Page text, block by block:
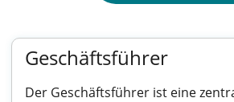
Geschäftsführer
Der Geschäftsführer ist eine